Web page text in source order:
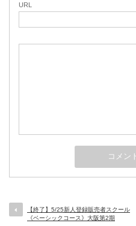
URL
【終了】5/25新人登録販売者スクール
《ベーシックコース》大阪第2期